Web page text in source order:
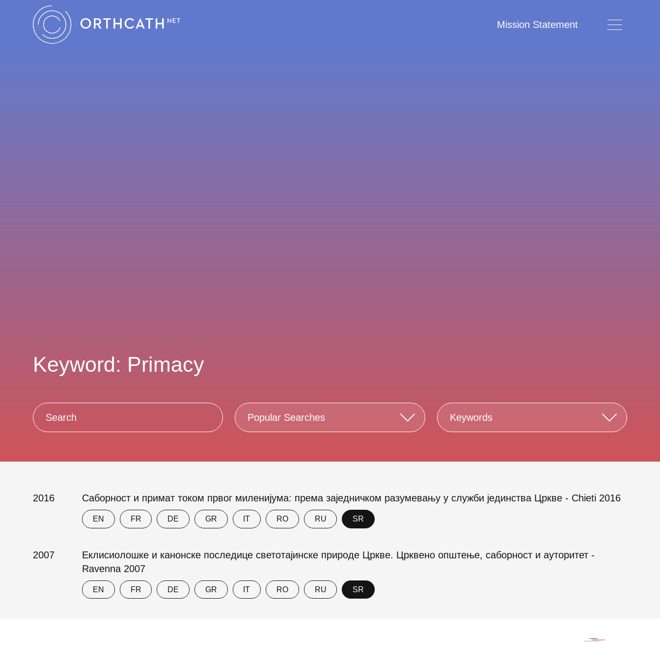
Mission Statement
Keyword: Primacy
Popular Searches Keywords
2016 Саборност и примат током првог миленијума: према заједничком разумевању у служби јединства Цркве - Chieti 2016
EN FR DE GR IT RO RU SR
2007
Еклисиолошке и канонске последице светотајинске природе Цркве. Црквено општење, саборност и ауторитет -
Ravenna 2007
EN FR DE GR IT RO RU SR